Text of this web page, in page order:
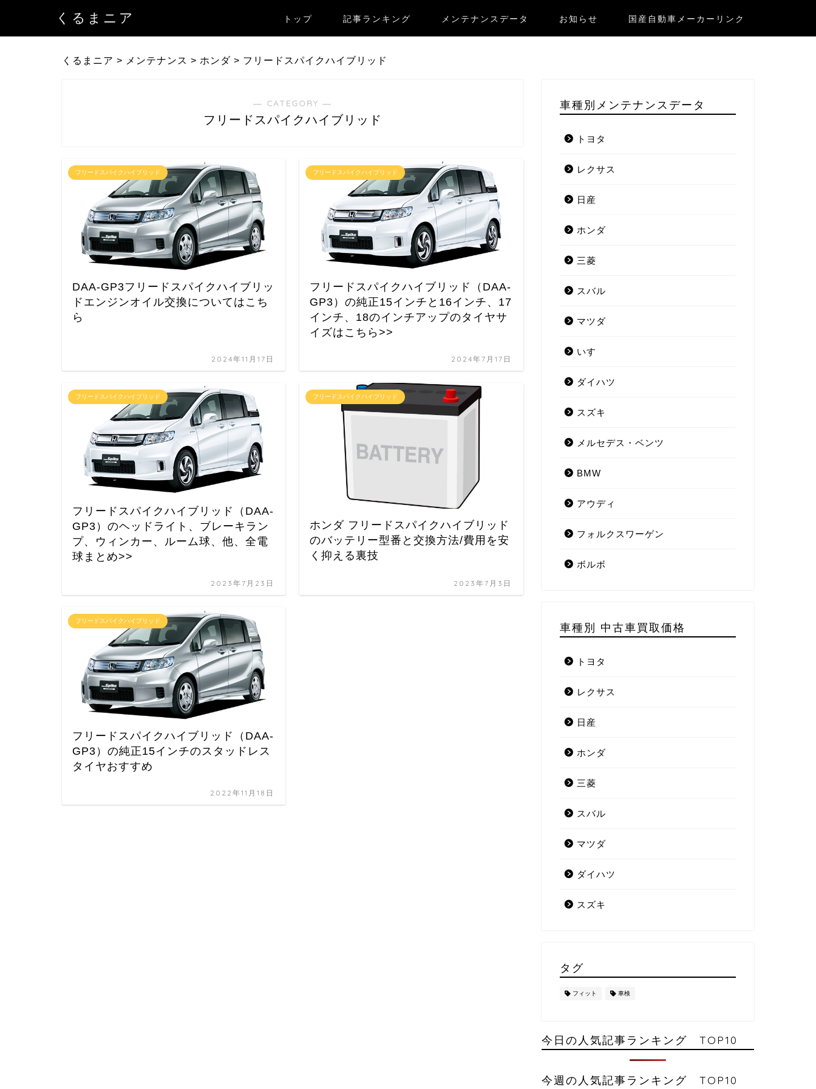
くるまニア トップ 記事ランキング メンテナンスデータ お知らせ 国産自動車メーカーリンク
くるまニア > メンテナンス > ホンダ > フリードスパイクハイブリッド
― CATEGORY ―
フリードスパイクハイブリッド
フリードスパイクハイブリッド
DAA-GP3フリードスパイクハイブリッ
ドエンジンオイル交換についてはこち
ら
2024年11月17日
フリードスパイクハイブリッド
フリードスパイクハイブリッド（DAA-
GP3）の純正15インチと16インチ、17
インチ、18のインチアップのタイヤサ
イズはこちら>>
2024年7月17日
フリードスパイクハイブリッド
フリードスパイクハイブリッド（DAA-
GP3）のヘッドライト、ブレーキラン
プ、ウィンカー、ルーム球、他、全電
球まとめ>>
2023年7月23日
フリードスパイクハイブリッド
ホンダ フリードスパイクハイブリッド
のバッテリー型番と交換方法/費用を安
く抑える裏技
2023年7月3日
フリードスパイクハイブリッド
フリードスパイクハイブリッド（DAA-
GP3）の純正15インチのスタッドレス
タイヤおすすめ
2022年11月18日
車種別メンテナンスデータ
トヨタ
レクサス
日産
ホンダ
三菱
スバル
マツダ
いすゞ
ダイハツ
スズキ
メルセデス・ベンツ
BMW
アウディ
フォルクスワーゲン
ボルボ
車種別 中古車買取価格
トヨタ
レクサス
日産
ホンダ
三菱
スバル
マツダ
ダイハツ
スズキ
タグ
フィット 車検
今日の人気記事ランキング TOP10
今週の人気記事ランキング TOP10